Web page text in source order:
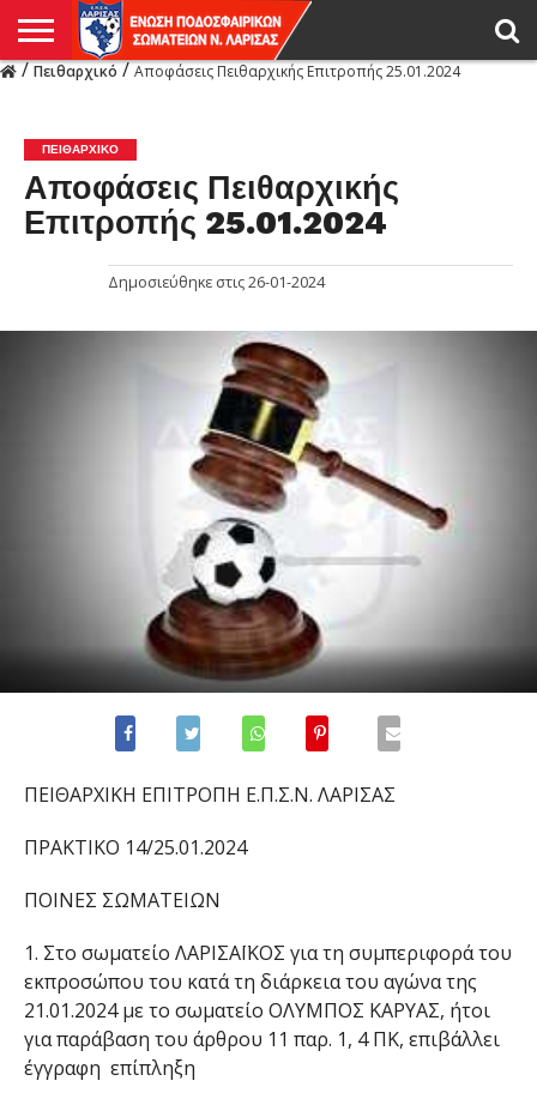
/Πειθαρχικό/Αποφάσεις Πειθαρχικής Επιτροπής 25.01.2024
ΠΕΙΘΑΡΧΙΚΌ
Αποφάσεις Πειθαρχικής
Επιτροπής 25.01.2024
Δημοσιεύθηκε στις26-01-2024
ΠΕΙΘΑΡΧΙΚΗ ΕΠΙΤΡΟΠΗ Ε.Π.Σ.Ν. ΛΑΡΙΣΑΣ
ΠΡΑΚΤΙΚΟ 14/25.01.2024
ΠΟΙΝΕΣ ΣΩΜΑΤΕΙΩΝ
1. Στο σωματείο ΛΑΡΙΣΑΪΚΟΣ για τη συμπεριφορά του
εκπροσώπου του κατά τη διάρκεια του αγώνα της
21.01.2024με το σωματείο ΟΛΥΜΠΟΣ ΚΑΡΥΑΣ, ήτοι
για παράβαση του άρθρου 11 παρ. 1, 4ΠΚ, επιβάλλει
έγγραφη επίπληξη